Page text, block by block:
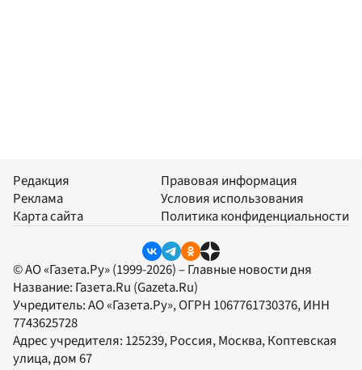
Редакция
Реклама
Карта сайта
Правовая информация
Условия использования
Политика конфиденциальности
© АО «Газета.Ру» (1999-2026) – Главные новости дня
Название: Газета.Ru (Gazeta.Ru)
Учредитель:АО «Газета.Ру», ОГРН 1067761730376, ИНН
7743625728
Адрес учредителя: 125239, Россия, Москва, Коптевская
улица, дом 67